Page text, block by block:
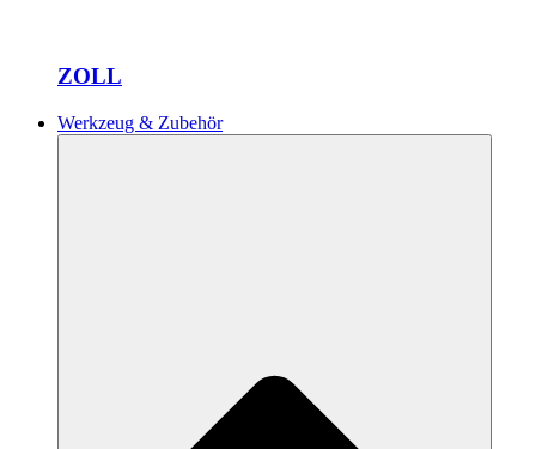
ZOLL
Werkzeug & Zubehör